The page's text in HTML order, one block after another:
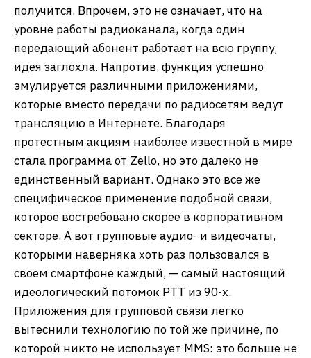
получится. Впрочем, это не означает, что на
уровне работы радиоканала, когда один
передающий абонент работает на всю группу,
идея заглохла. Напротив, функция успешно
эмулируется различными приложениями,
которые вместо передачи по радиосетям ведут
трансляцию в Интернете. Благодаря
протестным акциям наиболее известной в мире
стала программа от Zello, но это далеко не
единственный вариант. Однако это все же
специфическое применение подобной связи,
которое востребовано скорее в корпоративном
секторе. А вот групповые аудио- и видеочаты,
которыми наверняка хоть раз пользовался в
своем смартфоне каждый, — самый настоящий
идеологический потомок PTT из 90-х.
Приложения для групповой связи легко
вытеснили технологию по той же причине, по
которой никто не использует MMS: это больше не